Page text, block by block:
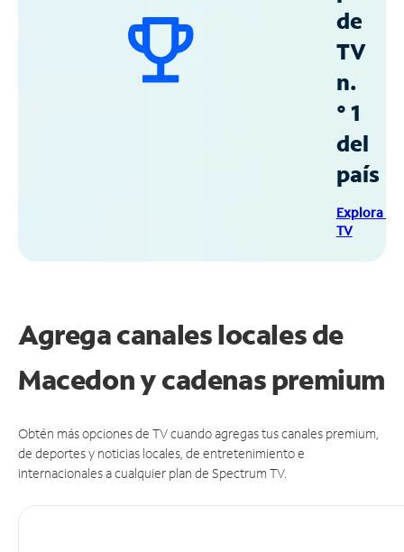
de
TV
n.
° 1
del
país
Explora
TV
Agrega canales locales de
Macedon y cadenas premium
Obtén más opciones de TV cuando agregas tus canales premium,
de deportes y noticias locales, de entretenimiento e
internacionales a cualquier plan de Spectrum TV.